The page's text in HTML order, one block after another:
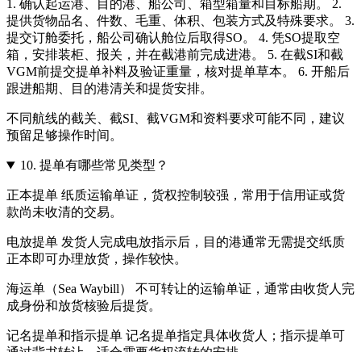
1. 确认起运港、目的港、船公司、箱型箱量和目标船期。 2.
提供货物品名、件数、毛重、体积、包装方式及特殊要求。 3.
提交订舱委托，船公司确认舱位后取得SO。 4. 凭SO提取空
箱，安排装柜、报关，并在截港前完成进港。 5. 在截SI和截
VGM前提交提单补料及验证重量，核对提单草本。 6. 开船后
跟进船期、目的港清关和提货安排。
不同航线的截关、截SI、截VGM和资料要求可能不同，建议
预留足够操作时间。
10. 提单有哪些常见类型？
正本提单 纸质运输单证，货权控制较强，常用于信用证或货
款尚未收清的交易。
电放提单 发货人完成电放指示后，目的港通常无需提交纸质
正本即可办理放货，操作较快。
海运单（Sea Waybill） 不可转让的运输单证，通常由收货人完
成身份和放货核验后提货。
记名提单和指示提单 记名提单指定具体收货人；指示提单可